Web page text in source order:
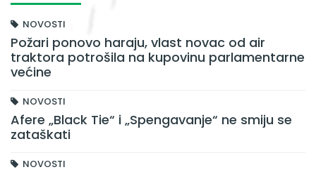
NOVOSTI
Požari ponovo haraju, vlast novac od air
traktora potrošila na kupovinu parlamentarne
većine
NOVOSTI
Afere „Black Tie“ i „Spengavanje“ ne smiju se
zataškati
NOVOSTI